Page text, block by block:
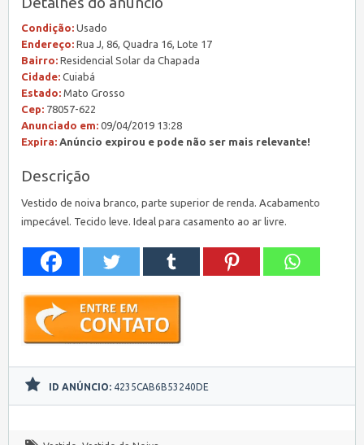
Condição: Usado
Endereço: Rua J, 86, Quadra 16, Lote 17
Bairro: Residencial Solar da Chapada
Cidade: Cuiabá
Estado: Mato Grosso
Cep: 78057-622
Anunciado em: 09/04/2019 13:28
Expira: Anúncio expirou e pode não ser mais relevante!
Descrição
Vestido de noiva branco, parte superior de renda. Acabamento
impecável. Tecido leve. Ideal para casamento ao ar livre.
ID ANÚNCIO: 4235CAB6B53240DE